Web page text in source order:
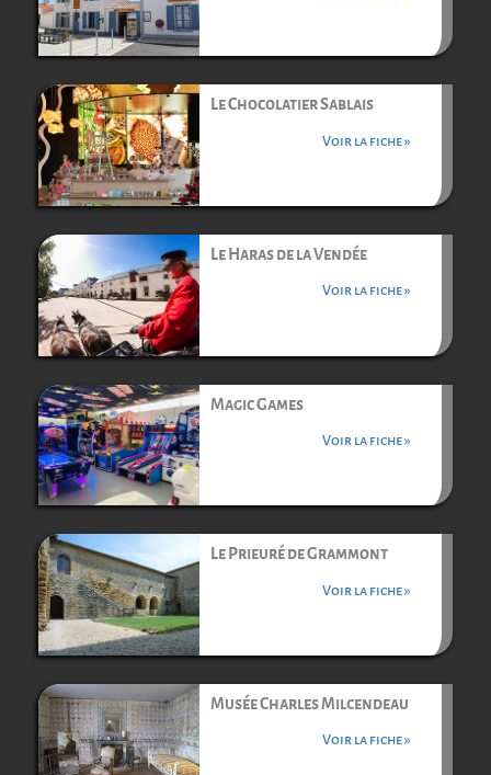
Le Chocolatier Sablais
Voir la fiche »
Le Haras de la Vendée
Voir la fiche »
Magic Games
Voir la fiche »
Le Prieuré de Grammont
Voir la fiche »
Musée Charles Milcendeau
Voir la fiche »